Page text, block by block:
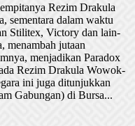
Rezim Drakula
sementara dalam waktu
Stilitex, Victory dan lain-
menambah jutaan
menjadikan Paradox
Rezim Drakula Wowok-
ini juga ditunjukkan
Gabungan) di Bursa...